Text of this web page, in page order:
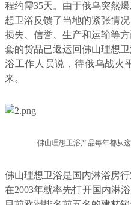
程约需35天。由于俄乌突然
想卫浴反馈了当地的紧张情
损失、信誉、生产和运输等
套的货品已返运回佛山理想
浴工作人员说，待俄乌战火
来。
佛山理想卫浴产品每年都从
佛山理想卫浴是国内淋浴房
在2003年就率先打开国内淋